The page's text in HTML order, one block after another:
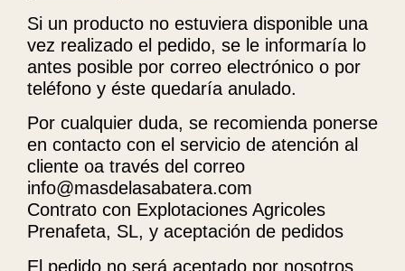
Si un producto no estuviera disponible una
vez realizado el pedido, se le informaría lo
antes posible por correo electrónico o por
teléfono y éste quedaría anulado.
Por cualquier duda, se recomienda ponerse
en contacto con el servicio de atención al
cliente oa través del correo
info@masdelasabatera.com
Contrato con Explotaciones Agricoles
Prenafeta, SL, y aceptación de pedidos
El pedido no será aceptado por nosotros